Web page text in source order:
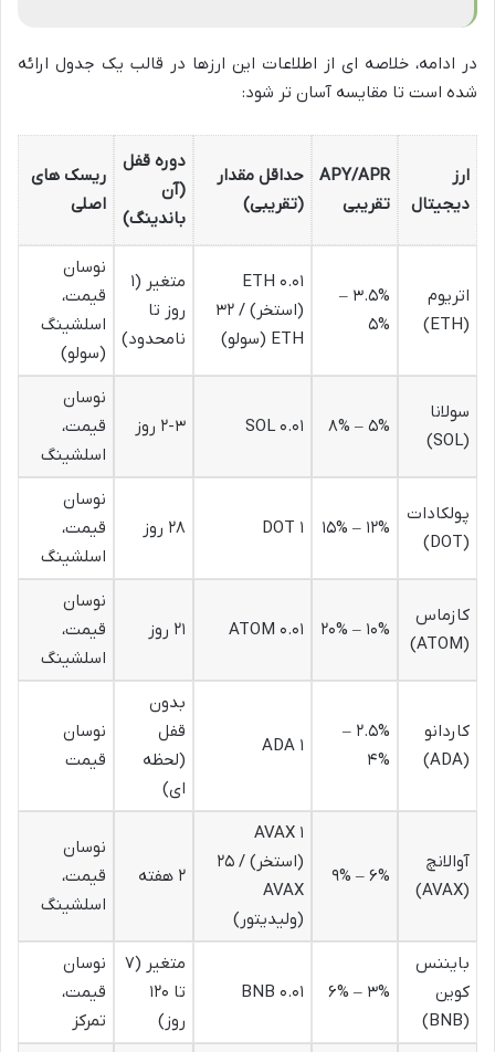
در ادامه، خلاصه ای از اطلاعات این ارزها در قالب یک جدول ارائه
شده است تا مقایسه آسان تر شود:
ارز
دیجیتال
APY/APR
تقریبی
حداقل مقدار
(تقریبی)
دوره قفل
(آن
باندینگ)
ریسک های
اصلی
اتریوم
(ETH)
۳.۵% –
۵%
۰.۰۱ ETH
(استخر) / ۳۲
ETH (سولو)
متغیر (۱
روز تا
نامحدود)
نوسان
قیمت،
اسلشینگ
(سولو)
سولانا
(SOL)
۵% – ۸% ۰.۰۱ SOL ۲-۳ روز
نوسان
قیمت،
اسلشینگ
پولکادات
(DOT)
۱۲% – ۱۵% ۱ DOT ۲۸ روز
نوسان
قیمت،
اسلشینگ
کازماس
(ATOM)
۱۰% – ۲۰% ۰.۰۱ ATOM ۲۱ روز
نوسان
قیمت،
اسلشینگ
کاردانو
(ADA)
۲.۵% –
۴%
۱ ADA
بدون
قفل
(لحظه
ای)
نوسان
قیمت
آوالانچ
(AVAX)
۶% – ۹%
۱ AVAX
(استخر) / ۲۵
AVAX
(ولیدیتور)
۲ هفته
نوسان
قیمت،
اسلشینگ
بایننس
کوین
(BNB)
۳% – ۶% ۰.۰۱ BNB
متغیر (۷
تا ۱۲۰
روز)
نوسان
قیمت،
تمرکز